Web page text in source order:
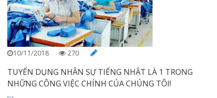
10/11/2018 270
TUYỂN DỤNG NHÂN SỰ TIẾNG NHẬT LÀ 1 TRONG
NHỮNG CÔNG VIỆC CHÍNH CỦA CHÚNG TÔI!